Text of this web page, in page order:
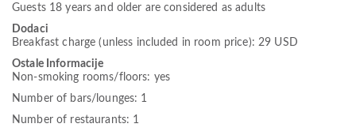
Guests 18 years and older are considered as adults
Dodaci
Breakfast charge (unless included in room price): 29 USD
Ostale Informacije
Non-smoking rooms/floors: yes
Number of bars/lounges: 1
Number of restaurants: 1